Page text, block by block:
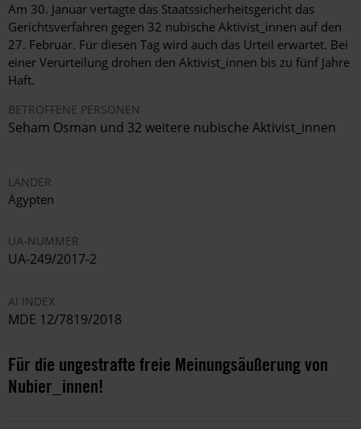
Am 30. Januar vertagte das Staatssicherheitsgericht das
Gerichtsverfahren gegen 32 nubische Aktivist_innen auf den
27. Februar. Für diesen Tag wird auch das Urteil erwartet. Bei
einer Verurteilung drohen den Aktivist_innen bis zu fünf Jahre
Haft.
BETROFFENE PERSONEN
Seham Osman und 32 weitere nubische Aktivist_innen
LÄNDER
Ägypten
UA-NUMMER
UA-249/2017-2
AI INDEX
MDE 12/7819/2018
Für die ungestrafte freie Meinungsäußerung von
Nubier_innen!